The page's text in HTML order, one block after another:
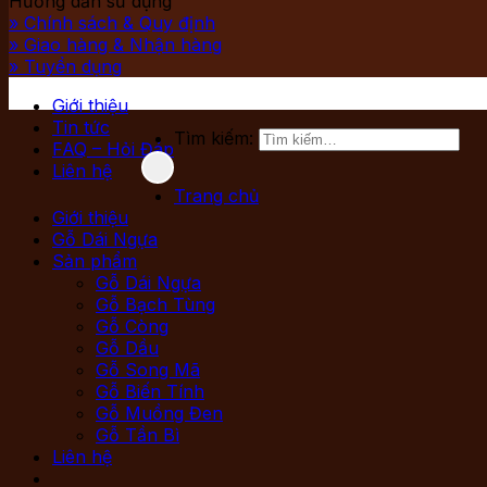
» Chính sách & Quy định
» Giao hàng & Nhận hàng
» Tuyển dụng
Giới thiệu
Tin tức
FAQ – Hỏi Đáp
Liên hệ
Tìm kiếm:
Trang chủ
Giới thiệu
Gỗ Dái Ngựa
Sản phẩm
Gỗ Dái Ngựa
Gỗ Bạch Tùng
Gỗ Còng
Gỗ Dầu
Gỗ Song Mã
Gỗ Biến Tính
Gỗ Muồng Đen
Gỗ Tần Bì
Liên hệ